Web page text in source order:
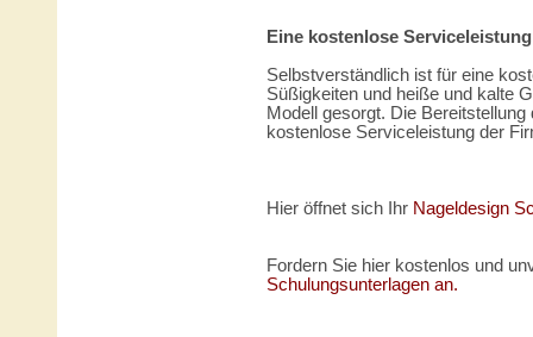
Eine kostenlose
Selbstverständlich ist für eine
Süßigkeiten und heiße und kalte
Modell gesorgt. Die
kostenlose Serviceleistung der
Hier öffnet sich Ihr Nageldesign
Fordern Sie hier kostenlos und
Schulungsunterlagen an.